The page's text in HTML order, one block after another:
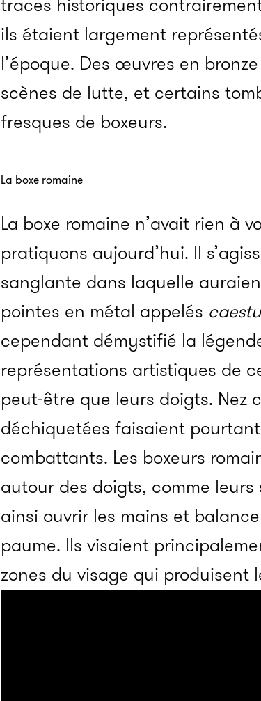
traces historiques
ils étaient largement
l’époque. Des œuvres en
scènes de lutte, et certains
fresques de boxeurs.
La boxe romaine
La boxe romaine n’avait rien à
pratiquons aujourd’hui. Il
sanglante dans laquelle
pointes en métal appelés
cependant démystifié la
représentations artistiques de
peut-être que leurs doigts. Nez
déchiquetées faisaient
combattants. Les boxeurs
autour des doigts, comme
ainsi ouvrir les mains et
paume. Ils visaient
zones du visage qui produisent